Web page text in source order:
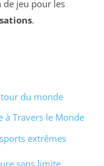
jeu pour les
.
du monde
à Travers le Monde
extrêmes
sans limite